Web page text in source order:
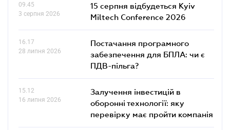
09.45
3 серпня 2026
15 серпня відбудеться Kyiv
Miltech Conference 2026
16.17
28 липня 2026
Постачання програмного
забезпечення для БПЛА: чи є
ПДВ-пільга?
15.12
16 липня 2026
Залучення інвестицій в
оборонні технології: яку
перевірку має пройти компанія